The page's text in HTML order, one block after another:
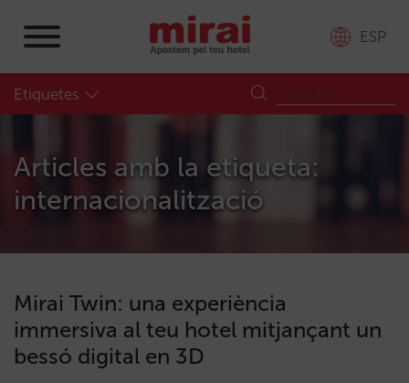
ESP
Etiquetes
Articles amb la etiqueta:
internacionalització
Mirai Twin: una experiència
immersiva al teu hotel mitjançant un
bessó digital en 3D